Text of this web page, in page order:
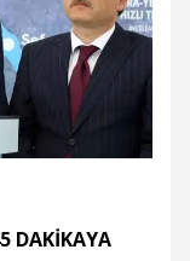
DAKİKAYA